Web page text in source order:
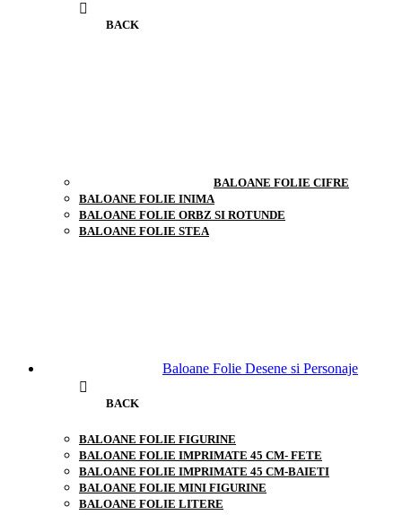
BACK
BALOANE FOLIE CIFRE
BALOANE FOLIE INIMA
BALOANE FOLIE ORBZ SI ROTUNDE
BALOANE FOLIE STEA
Baloane Folie Desene si Personaje
BACK
BALOANE FOLIE FIGURINE
BALOANE FOLIE IMPRIMATE 45 CM- FETE
BALOANE FOLIE IMPRIMATE 45 CM-BAIETI
BALOANE FOLIE MINI FIGURINE
BALOANE FOLIE LITERE